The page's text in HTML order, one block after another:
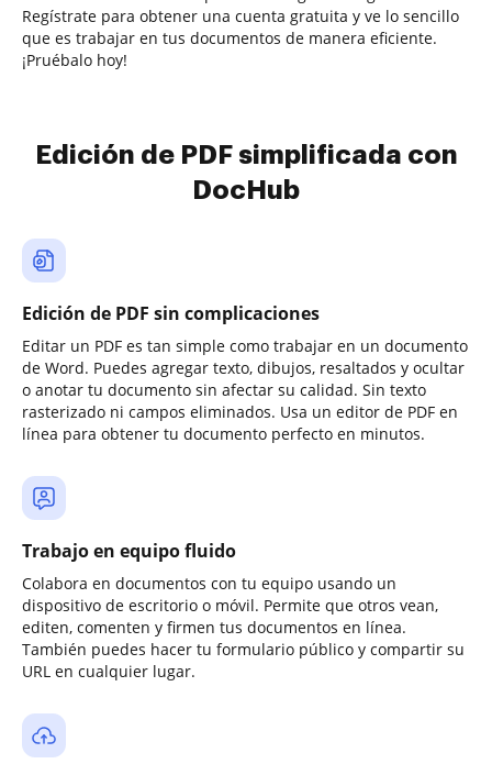
Regístrate para obtener una cuenta gratuita y ve lo sencillo
que es trabajar en tus documentos de manera eficiente.
¡Pruébalo hoy!
Edición de PDF simplificada con
DocHub
Edición de PDF sin complicaciones
Editar un PDF es tan simple como trabajar en un documento
de Word. Puedes agregar texto, dibujos, resaltados y ocultar
o anotar tu documento sin afectar su calidad. Sin texto
rasterizado ni campos eliminados. Usa un editor de PDF en
línea para obtener tu documento perfecto en minutos.
Trabajo en equipo fluido
Colabora en documentos con tu equipo usando un
dispositivo de escritorio o móvil. Permite que otros vean,
editen, comenten y firmen tus documentos en línea.
También puedes hacer tu formulario público y compartir su
URL en cualquier lugar.